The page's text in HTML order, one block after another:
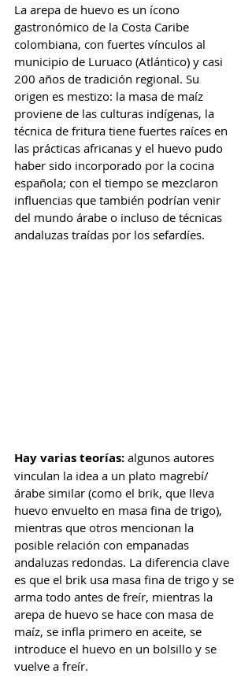
La arepa de huevo es un ícono
gastronómico de la Costa Caribe
colombiana, con fuertes vínculos al
municipio de Luruaco (Atlántico) y casi
200 años de tradición regional. Su
origen es mestizo: la masa de maíz
proviene de las culturas indígenas, la
técnica de fritura tiene fuertes raíces en
las prácticas africanas y el huevo pudo
haber sido incorporado por la cocina
española; con el tiempo se mezclaron
influencias que también podrían venir
del mundo árabe o incluso de técnicas
andaluzas traídas por los sefardíes.
Hay varias teorías: algunos autores
vinculan la idea a un plato magrebí/
árabe similar (como el brik, que lleva
huevo envuelto en masa fina de trigo),
mientras que otros mencionan la
posible relación con empanadas
andaluzas redondas. La diferencia clave
es que el brik usa masa fina de trigo y se
arma todo antes de freír, mientras la
arepa de huevo se hace con masa de
maíz, se infla primero en aceite, se
introduce el huevo en un bolsillo y se
vuelve a freír.